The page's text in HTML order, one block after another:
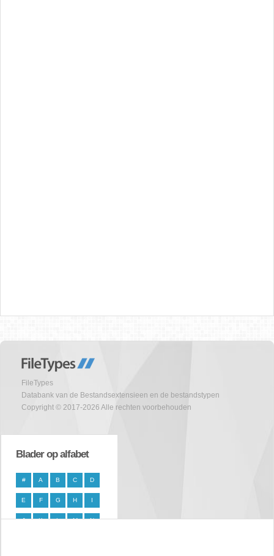
FileTypes
Databank van de Bestandsextensieen en de bestandstypen
Copyright © 2017-2026 Alle rechten voorbehouden
Blader op alfabet
# A B C D
E F G H I
J K L M N